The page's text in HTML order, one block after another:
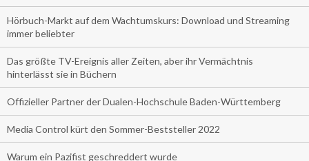
Hörbuch-Markt auf dem Wachtumskurs: Download und Streaming
immer beliebter
Das größte TV-Ereignis aller Zeiten, aber ihr Vermächtnis
hinterlässt sie in Büchern
Offizieller Partner der Dualen-Hochschule Baden-Württemberg
Media Control kürt den Sommer-Beststeller 2022
Warum ein Pazifist geschreddert wurde